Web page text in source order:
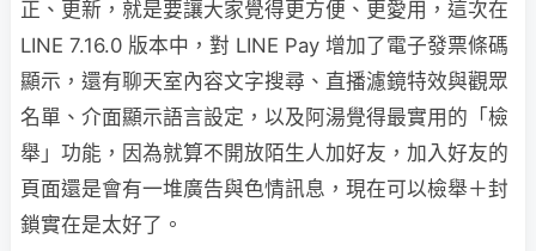
正、更新，就是要讓大家覺得更方便、更愛用，這次在
LINE 7.16.0 版本中，對 LINE Pay 增加了電子發票條碼
顯示，還有聊天室內容文字搜尋、直播濾鏡特效與觀眾
名單、介面顯示語言設定，以及阿湯覺得最實用的「檢
舉」功能，因為就算不開放陌生人加好友，加入好友的
頁面還是會有一堆廣告與色情訊息，現在可以檢舉＋封
鎖實在是太好了。